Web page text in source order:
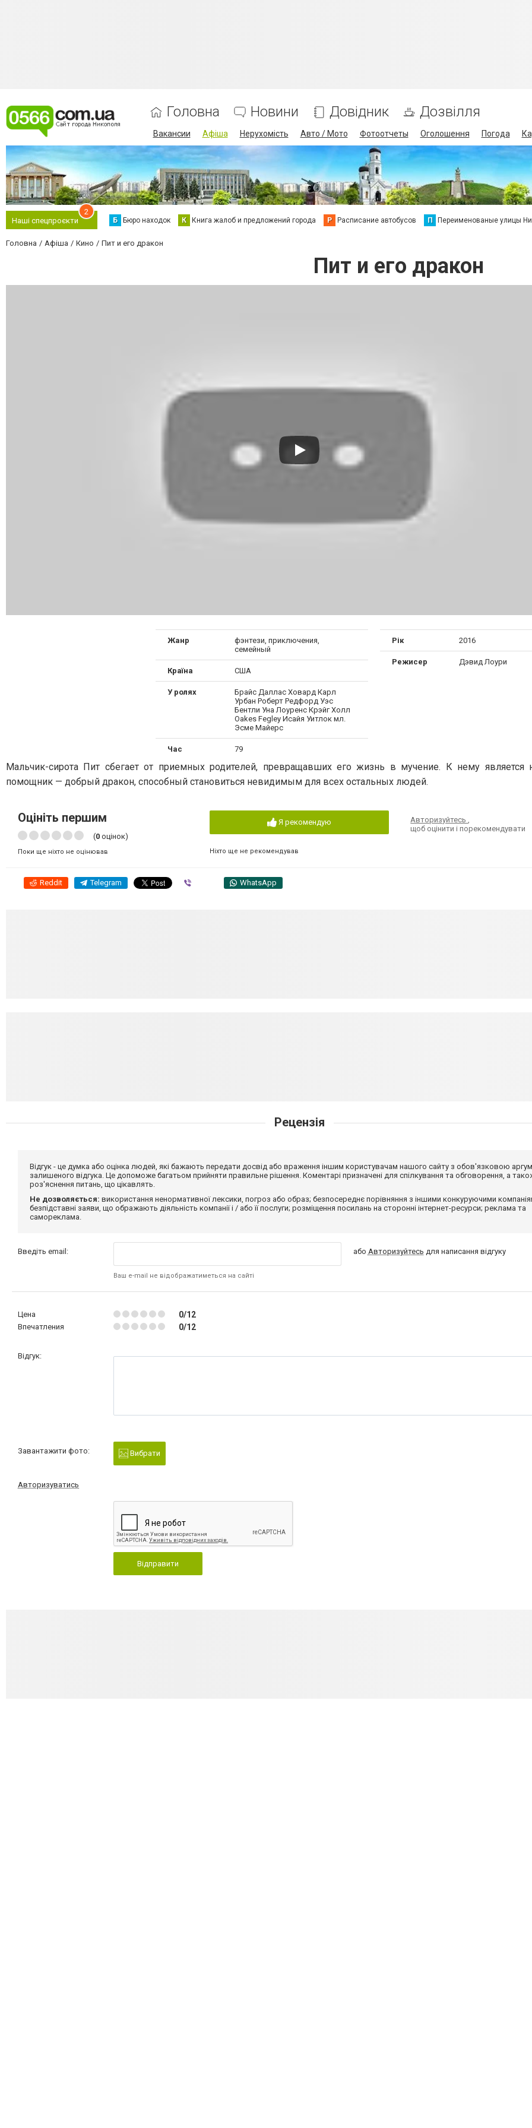
Головна Новини Довідник Дозвілля
Вакансии Афіша Нерухомість Авто / Мото Фотоотчеты Оголошення Погода
Наші спецпроєкти
2
Б Бюро находок К Книга жалоб и предложений города Р Расписание автобусов П Переименованые улицы
Головна Афіша Кино Пит и его дракон
Пит и его дракон
Жанр
фэнтези, приключения,
семейный
Країна США
У ролях
Брайс Даллас Ховард Карл
Урбан Роберт Редфорд Уэс
Бентли Уна Лоуренс Крэйг Холл
Oakes Fegley Исайя Уитлок мл.
Эсме Майерс
Рік 2016
Режисер Дэвид Лоури
Час 79
Мальчик-сирота Пит сбегает от приемных родителей, превращавших его жизнь в мучение. К нему является
помощник — добрый дракон, способный становиться невидимым для всех остальных людей.
Оцініть першим
(0 оцінок)
Поки ще ніхто не оцінював
Я рекомендую
Ніхто ще не рекомендував
Авторизуйтесь
щоб оцінити і порекомендувати
Reddit Telegram WhatsApp
Рецензія
Відгук - це думка або оцінка людей, які бажають передати досвід або враження іншим користувачам нашого сайту з обов'язковою
залишеного відгука. Це допоможе багатьом прийняти правильне рішення. Коментарі призначені для спілкування та обговорення, а
роз'яснення питань, що цікавлять.
Не дозволяється: використання ненормативної лексики, погроз або образ; безпосереднє порівняння з іншими конкуруючими
безпідставні заяви, що ображають діяльність компанії і / або її послуги; розміщення посилань на сторонні інтернет-ресурси; реклама та
самореклама.
Введіть email:
Ваш e-mail не відображатиметься на сайті
або Авторизуйтесь для написання відгуку
Цена 0/12
Впечатления 0/12
Відгук:
Завантажити фото: Вибрати
Авторизуватись
Відправити